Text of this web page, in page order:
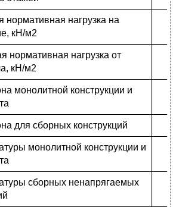
нормативная нагрузка на
кН/м2
нормативная нагрузка от
кН/м2
монолитной конструкции и
для сборных конструкций
монолитной конструкции и
сборных ненапрягаемых